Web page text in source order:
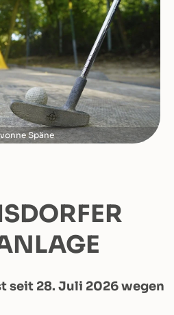
Späne
seit 28. Juli 2026 wegen